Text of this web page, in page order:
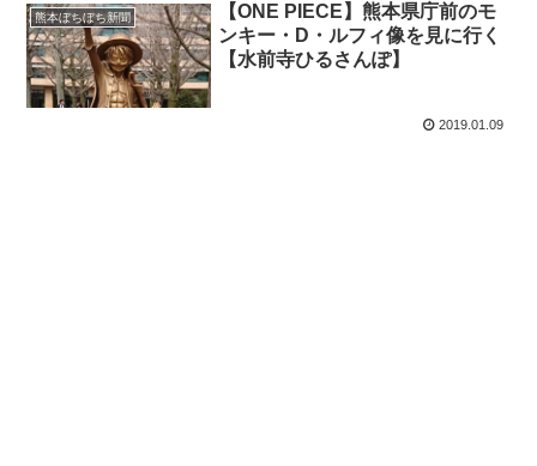
熊本ぼちぼち新聞
【ONE PIECE】熊本県庁前のモ
ンキー・D・ルフィ像を見に行く
【水前寺ひるさんぽ】
2019.01.09